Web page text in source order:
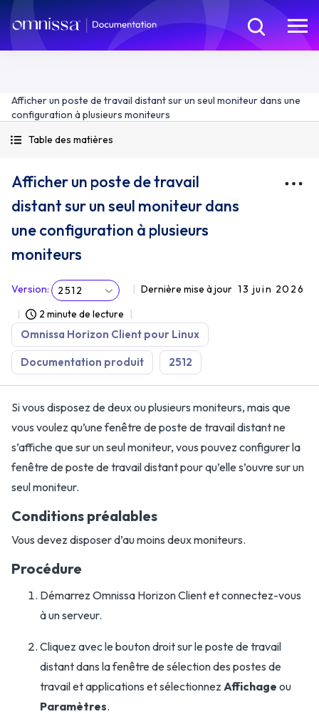
Afficher un poste de travail distant sur un seul moniteur dans une
configuration à plusieurs moniteurs
Table des matières
Afficher un poste de travail
distant sur un seul moniteur dans
une configuration à plusieurs
moniteurs
Version: 2512 Dernière mise à jour 13 juin 2026
2 minute de lecture
Omnissa Horizon Client pour Linux
Documentation produit 2512
Si vous disposez de deux ou plusieurs moniteurs, mais que
vous voulez qu’une fenêtre de poste de travail distant ne
s’affiche que sur un seul moniteur, vous pouvez configurer la
fenêtre de poste de travail distant pour qu’elle s’ouvre sur un
seul moniteur.
Conditions préalables
Vous devez disposer d’au moins deux moniteurs.
Procédure
Démarrez Omnissa Horizon Client et connectez-vous
à un serveur.
Cliquez avec le bouton droit sur le poste de travail
distant dans la fenêtre de sélection des postes de
travail et applications et sélectionnez Affichage ou
Paramètres.